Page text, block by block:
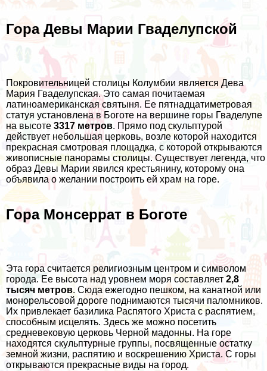
Гора Девы Марии Гваделупской
Покровительницей столицы Колумбии является Дева
Мария Гваделупская. Это самая почитаемая
латиноамериканская святыня. Ее пятнадцатиметровая
статуя установлена в Боготе на вершине горы Гваделупе
на высоте 3317 метров. Прямо под скульптурой
действует небольшая церковь, возле которой находится
прекрасная смотровая площадка, с которой открываются
живописные панорамы столицы. Существует легенда, что
образ Девы Марии явился крестьянину, которому она
объявила о желании построить ей храм на горе.
Гора Монсеррат в Боготе
Эта гора считается религиозным центром и символом
города. Ее высота над уровнем моря составляет 2,8
тысяч метров. Сюда ежегодно пешком, на канатной или
монорельсовой дороге поднимаются тысячи паломников.
Их привлекает базилика Распятого Христа с распятием,
способным исцелять. Здесь же можно посетить
средневековую церковь Черной мадонны. На горе
находятся скульптурные группы, посвященные остатку
земной жизни, распятию и воскрешению Христа. С горы
открываются прекрасные виды на город.